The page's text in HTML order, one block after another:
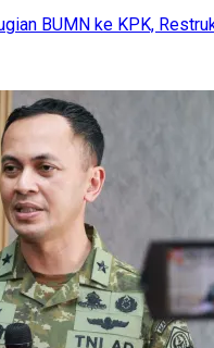
BUMN ke KPK,